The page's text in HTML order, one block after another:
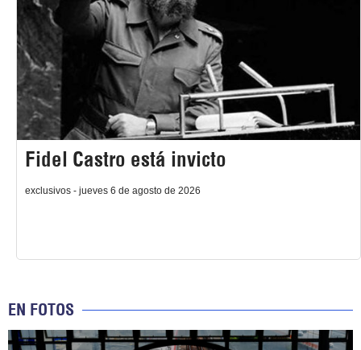
Fidel Castro está invicto
exclusivos - jueves 6 de agosto de 2026
EN FOTOS